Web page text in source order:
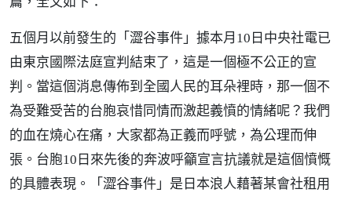
五個月以前發生的「澀谷事件」據本月10日中央社電已
由東京國際法庭宣判結束了，這是一個極不公正的宣
判。當這個消息傳佈到全國人民的耳朵裡時，那一個不
為受難受苦的台胞哀惜同情而激起義憤的情緒呢？我們
的血在燒心在痛，大家都為正義而呼號，為公理而伸
張。台胞10日來先後的奔波呼籲宣言抗議就是這個憤慨
的具體表現。「澀谷事件」是日本浪人藉著某會社租用